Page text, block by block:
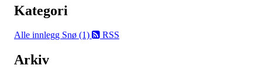
Kategori
Alle innlegg Snø (1) RSS
Arkiv